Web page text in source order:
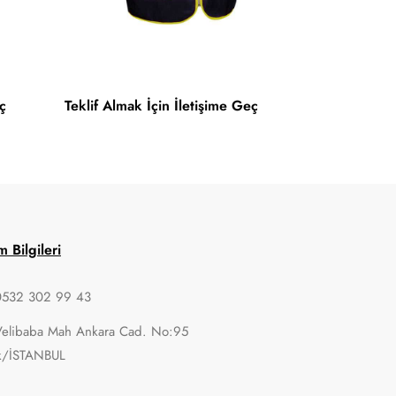
Teklif Almak İçin İletişime Geç
Bilgileri
302 99 43
Mah Ankara Cad. No:95
İSTANBUL